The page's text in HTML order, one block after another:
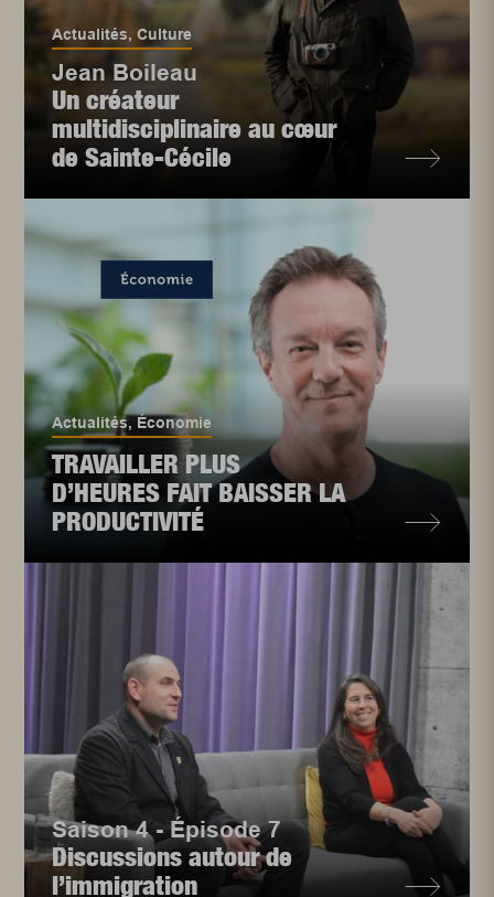
Actualités,Culture
Jean Boileau
Un créateur
multidisciplinaire au cœur
de Sainte-Cécile
Actualités, Économie
TRAVAILLER PLUS
D’HEURES FAIT BAISSER LA
PRODUCTIVITÉ
Saison 4 - Épisode 7
Discussions autour de
l’immigration